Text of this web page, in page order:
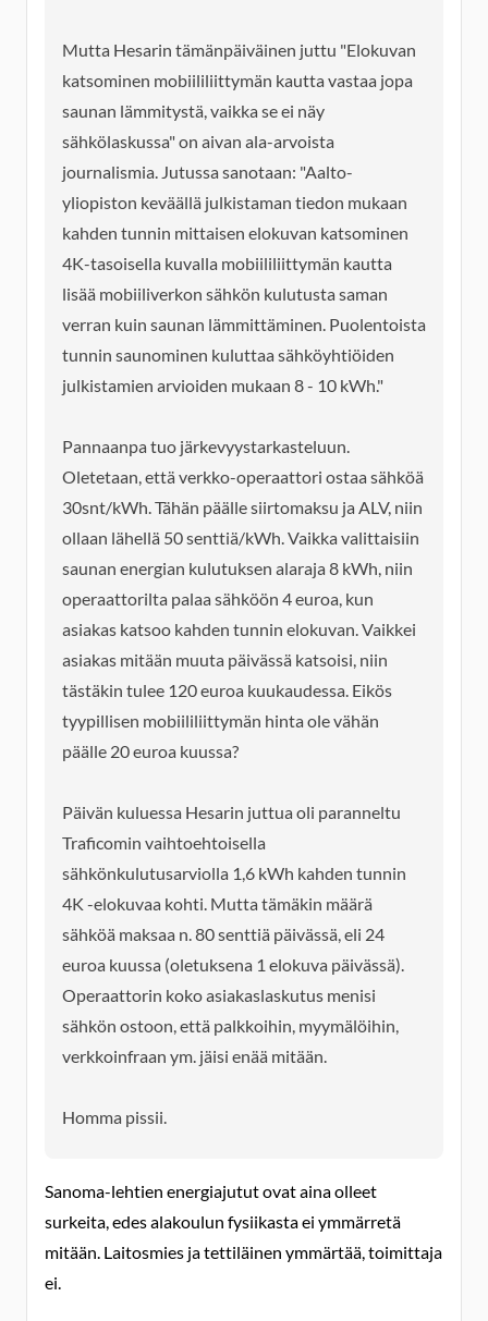
Mutta Hesarin tämänpäiväinen juttu "Elokuvan
katsominen mobiililiittymän kautta vastaa jopa
saunan lämmitystä, vaikka se ei näy
sähkölaskussa" on aivan ala-arvoista
journalismia. Jutussa sanotaan: "Aalto-
yliopiston keväällä julkistaman tiedon mukaan
kahden tunnin mittaisen elokuvan katsominen
4K-tasoisella kuvalla mobiililiittymän kautta
lisää mobiiliverkon sähkön kulutusta saman
verran kuin saunan lämmittäminen. Puolentoista
tunnin saunominen kuluttaa sähköyhtiöiden
julkistamien arvioiden mukaan 8 - 10 kWh."
Pannaanpa tuo järkevyystarkasteluun.
Oletetaan, että verkko-operaattori ostaa sähköä
30snt/kWh. Tähän päälle siirtomaksu ja ALV, niin
ollaan lähellä 50 senttiä/kWh. Vaikka valittaisiin
saunan energian kulutuksen alaraja 8 kWh, niin
operaattorilta palaa sähköön 4 euroa, kun
asiakas katsoo kahden tunnin elokuvan. Vaikkei
asiakas mitään muuta päivässä katsoisi, niin
tästäkin tulee 120 euroa kuukaudessa. Eikös
tyypillisen mobiililiittymän hinta ole vähän
päälle 20 euroa kuussa?
Päivän kuluessa Hesarin juttua oli paranneltu
Traficomin vaihtoehtoisella
sähkönkulutusarviolla 1,6 kWh kahden tunnin
4K -elokuvaa kohti. Mutta tämäkin määrä
sähköä maksaa n. 80 senttiä päivässä, eli 24
euroa kuussa (oletuksena 1 elokuva päivässä).
Operaattorin koko asiakaslaskutus menisi
sähkön ostoon, että palkkoihin, myymälöihin,
verkkoinfraan ym. jäisi enää mitään.
Homma pissii.
Sanoma-lehtien energiajutut ovat aina olleet
surkeita, edes alakoulun fysiikasta ei ymmärretä
mitään. Laitosmies ja tettiläinen ymmärtää, toimittaja
ei.